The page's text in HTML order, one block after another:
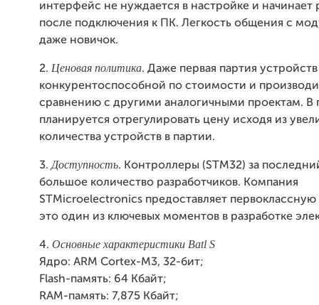
интерфейс не нуждается в настройке и начинает
после подключения к ПК. Легкость общения с
даже новичок.
2. Ценовая политика. Даже первая партия
конкурентоспособной по стоимости и
сравнению с другими аналогичными проектам. В
планируется отрегулировать цену исходя из
количества устройств в партии.
3.Доступность. Контроллеры (STM32) за
большое количество разработчиков. Компания
STMicroelectronics предоставляет
это один из ключевых моментов в разработке
4. Основные характеристики Batl S
Ядро: ARM Cortex-M3, 32-бит;
Flash-память: 64 Кбайт;
RAM-память: 7,875 Кбайт;